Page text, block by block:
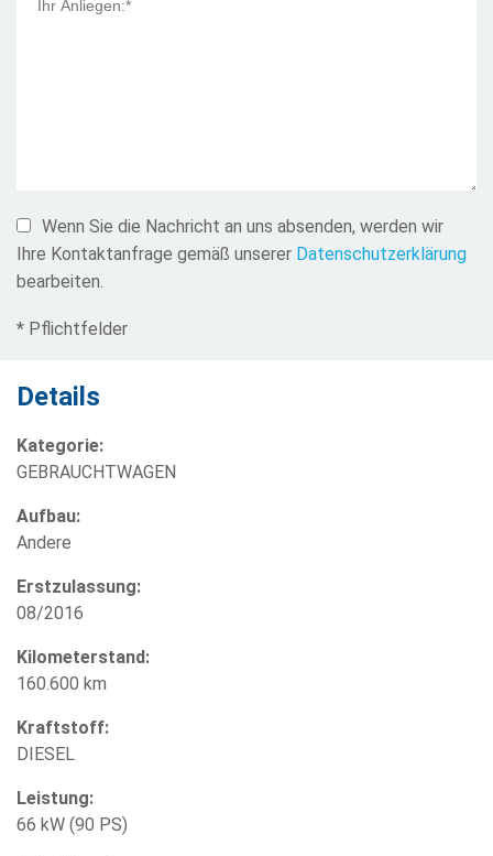
Wenn Sie die Nachricht an uns absenden, werden wir
Ihre Kontaktanfrage gemäß unserer Datenschutzerklärung
bearbeiten.
* Pflichtfelder
Details
Kategorie:
GEBRAUCHTWAGEN
Aufbau:
Andere
Erstzulassung:
08/2016
Kilometerstand:
160.600 km
Kraftstoff:
DIESEL
Leistung:
66 kW (90 PS)